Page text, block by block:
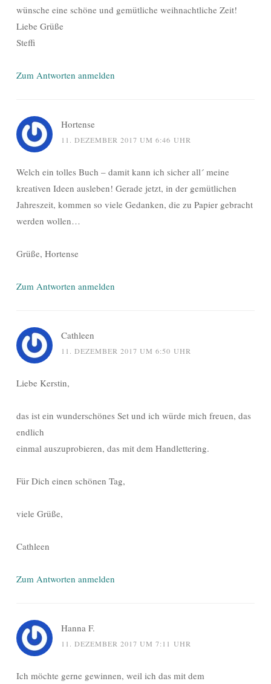
wünsche eine schöne und gemütliche weihnachtliche Zeit!
Liebe Grüße
Steffi
Zum Antworten anmelden
Hortense
11. DEZEMBER 2017 UM 6:46 UHR
Welch ein tolles Buch – damit kann ich sicher all´ meine
kreativen Ideen ausleben! Gerade jetzt, in der gemütlichen
Jahreszeit, kommen so viele Gedanken, die zu Papier gebracht
werden wollen…
Grüße, Hortense
Zum Antworten anmelden
Cathleen
11. DEZEMBER 2017 UM 6:50 UHR
Liebe Kerstin,
das ist ein wunderschönes Set und ich würde mich freuen, das
endlich
einmal auszuprobieren, das mit dem Handlettering.
Für Dich einen schönen Tag,
viele Grüße,
Cathleen
Zum Antworten anmelden
Hanna F.
11. DEZEMBER 2017 UM 7:11 UHR
Ich möchte gerne gewinnen, weil ich das mit dem